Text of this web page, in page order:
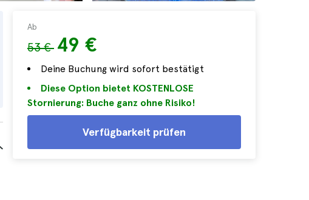
Ab
53 € 49 €
Deine Buchung wird sofort bestätigt
Diese Option bietet KOSTENLOSE
Stornierung: Buche ganz ohne Risiko!
Verfügbarkeit prüfen